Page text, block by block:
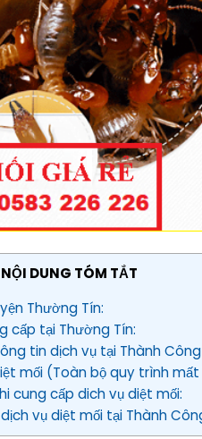
NỘI DUNG TÓM TẮT
Thường Tín:
cấp tại Thường Tín:
tin dịch vụ tại Thành
mối (Toàn bộ quy trình mất
cung cấp dich vụ diệt mối:
vụ diệt mối tại Thành